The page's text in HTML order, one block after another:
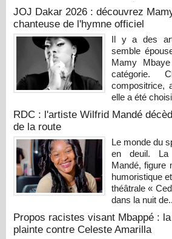
JOJ Dakar 2026 : découvrez
chanteuse de l'hymne officiel
Il y a des
semble
Mamy
catégorie.
compositrice,
elle a été
RDC : l'artiste Wilfrid Mandé
de la route
Le monde du
en deuil. La
Mandé, figure
humoristique
théâtrale «
dans la nuit
Propos racistes visant Mbappé :
plainte contre Celeste Amarilla